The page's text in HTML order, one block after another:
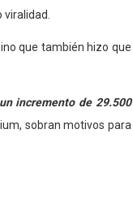
viralidad.
que también hizo que
incremento de 29.500
sobran motivos para